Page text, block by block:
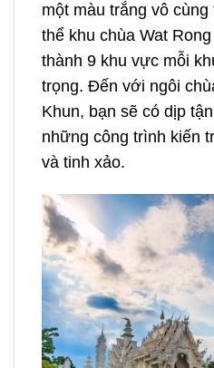
một màu trắng vô
thể khu chùa Wat
thành 9 khu vực mỗi
trọng. Đến với ngôi
Khun, bạn sẽ có dịp
những công trình kiến
và tinh xảo.